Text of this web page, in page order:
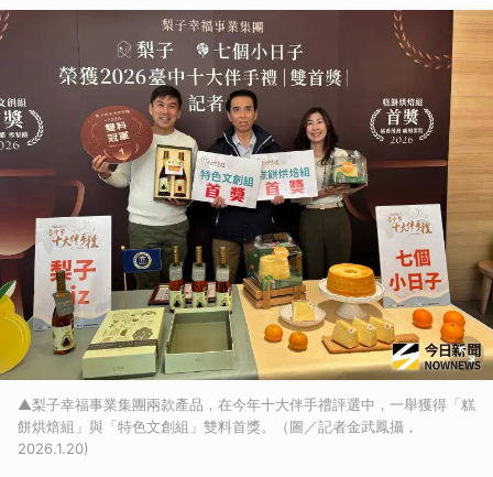
▲梨子幸福事業集團兩款產品，在今年十大伴手禮評選中，一舉獲得「糕
餅烘焙組」與「特色文創組」雙料首獎。（圖／記者金武鳳攝，
2026.1.20)